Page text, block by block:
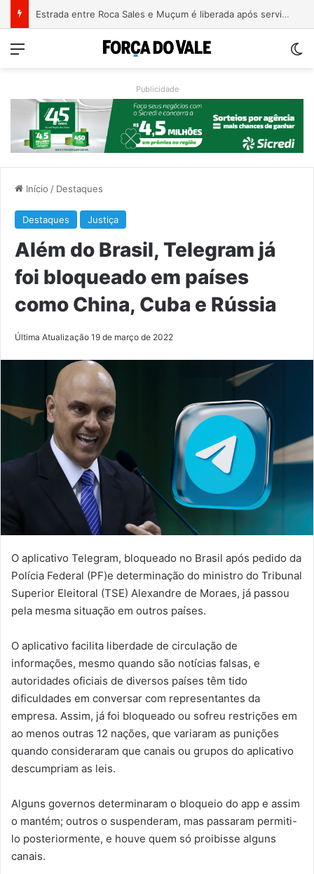
Patrimônio de Paulo Pimenta salta de R$ 192 mil para R$ 1,87 milhão em 4 anos
Menu
Publicidade
Início / Destaques
Destaques Justiça
Além do Brasil, Telegram já
foi bloqueado em países
como China, Cuba e Rússia
Última Atualização 19 de março de 2022
O aplicativo Telegram, bloqueado no Brasil após pedido da
Polícia Federal (PF)e determinação do ministro do Tribunal
Superior Eleitoral (TSE) Alexandre de Moraes, já passou
pela mesma situação em outros países.
O aplicativo facilita liberdade de circulação de
informações, mesmo quando são notícias falsas, e
autoridades oficiais de diversos países têm tido
dificuldades em conversar com representantes da
empresa. Assim, já foi bloqueado ou sofreu restrições em
ao menos outras 12 nações, que variaram as punições
quando consideraram que canais ou grupos do aplicativo
descumpriam as leis.
Alguns governos determinaram o bloqueio do app e assim
o mantém; outros o suspenderam, mas passaram permiti-
lo posteriormente, e houve quem só proibisse alguns
canais.